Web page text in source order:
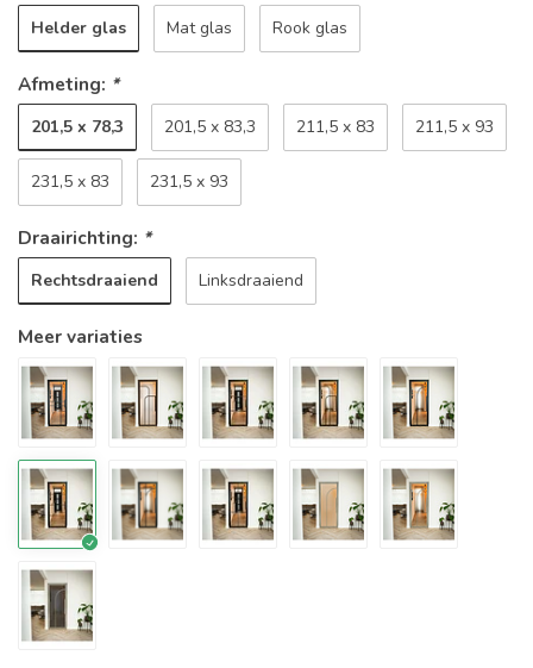
Helder glas Mat glas Rook glas
Afmeting: *
201,5 x 78,3 201,5 x 83,3 211,5 x 83 211,5 x 93
231,5 x 83 231,5 x 93
Draairichting: *
Rechtsdraaiend Linksdraaiend
Meer variaties